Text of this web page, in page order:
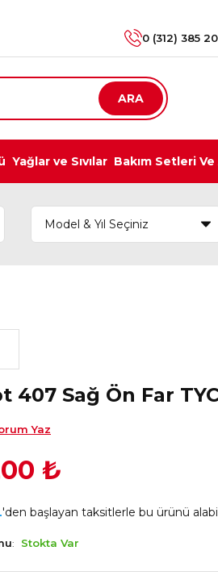
0 (312) 385
ARA
Yağlar ve Sıvılar Bakım Setleri
407 Sağ Ön Far
Yaz
₺
'den başlayan taksitlerle bu ürünü
Stokta Var